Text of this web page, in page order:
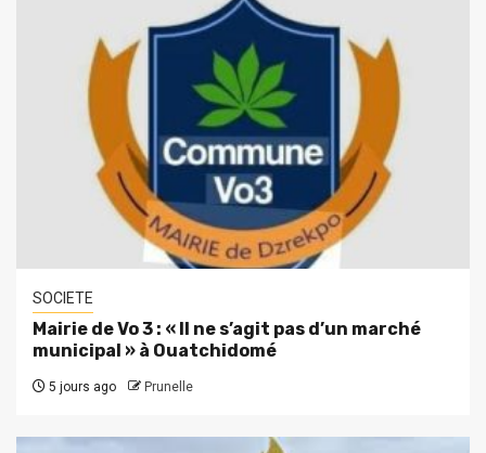
SOCIETE
Mairie de Vo 3 : « Il ne s’agit pas d’un marché
municipal » à Ouatchidomé
5 jours ago Prunelle